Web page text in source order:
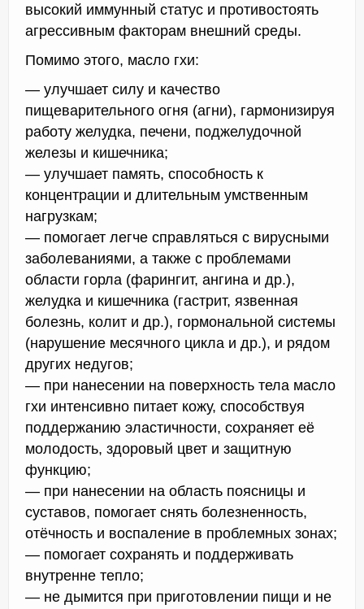
высокий иммунный статус и противостоять
агрессивным факторам внешний среды.
Помимо этого, масло гхи:
— улучшает силу и качество
пищеварительного огня (агни), гармонизируя
работу желудка, печени, поджелудочной
железы и кишечника;
— улучшает память, способность к
концентрации и длительным умственным
нагрузкам;
— помогает легче справляться с вирусными
заболеваниями, а также с проблемами
области горла (фарингит, ангина и др.),
желудка и кишечника (гастрит, язвенная
болезнь, колит и др.), гормональной системы
(нарушение месячного цикла и др.), и рядом
других недугов;
— при нанесении на поверхность тела масло
гхи интенсивно питает кожу, способствуя
поддержанию эластичности, сохраняет её
молодость, здоровый цвет и защитную
функцию;
— при нанесении на область поясницы и
суставов, помогает снять болезненность,
отёчность и воспаление в проблемных зонах;
— помогает сохранять и поддерживать
внутренне тепло;
— не дымится при приготовлении пищи и не